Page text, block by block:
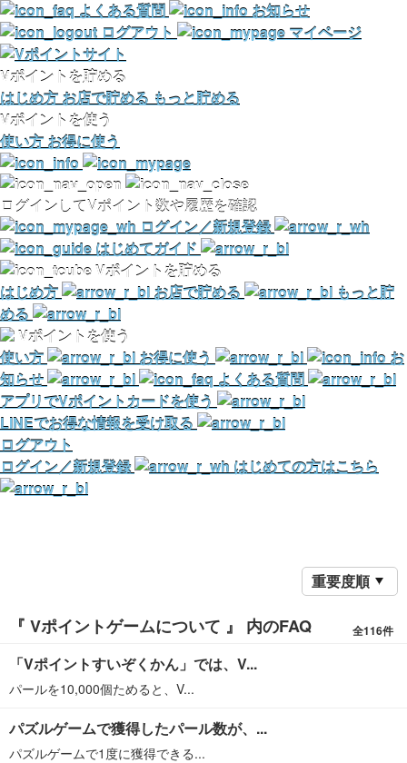
よくある質問
お知らせ
ログアウト
マイページ
Vポイントを貯める
はじめ方 お店で貯める もっと貯める
Vポイントを使う
使い方 お得に使う
ログインしてVポイント数や履歴を確認
ログイン／新規登録
はじめてガイド
Vポイントを貯める
はじめ方
お店で貯める
もっと貯
める
Vポイントを使う
使い方
お得に使う
お
知らせ
よくある質問
アプリでVポイントカードを使う
LINEでお得な情報を受け取る
ログアウト
ログイン／新規登録
はじめての方はこちら
重要度順
『 Vポイントゲームについて 』 内のFAQ 全116件
「Vポイントすいぞくかん」では、V...
パールを10,000個ためると、V...
パズルゲームで獲得したパール数が、...
パズルゲームで1度に獲得できる...